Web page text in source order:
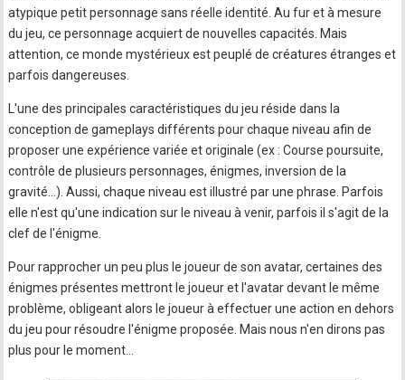
atypique petit personnage sans réelle identité. Au fur et à mesure
du jeu, ce personnage acquiert de nouvelles capacités. Mais
attention, ce monde mystérieux est peuplé de créatures étranges et
parfois dangereuses.
L'une des principales caractéristiques du jeu réside dans la
conception de gameplays différents pour chaque niveau afin de
proposer une expérience variée et originale (ex : Course poursuite,
contrôle de plusieurs personnages, énigmes, inversion de la
gravité…). Aussi, chaque niveau est illustré par une phrase. Parfois
elle n'est qu'une indication sur le niveau à venir, parfois il s'agit de la
clef de l'énigme.
Pour rapprocher un peu plus le joueur de son avatar, certaines des
énigmes présentes mettront le joueur et l'avatar devant le même
problème, obligeant alors le joueur à effectuer une action en dehors
du jeu pour résoudre l'énigme proposée. Mais nous n'en dirons pas
plus pour le moment…